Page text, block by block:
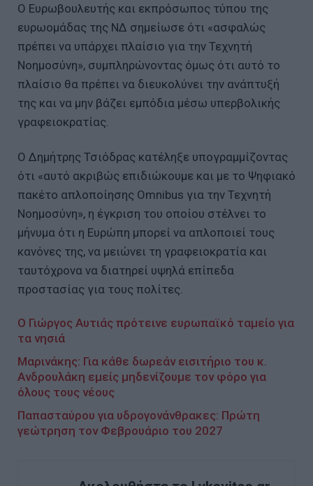
Ο Ευρωβουλευτής και εκπρόσωπος τύπου της
ευρωομάδας της ΝΔ σημείωσε ότι «ασφαλώς
πρέπει να υπάρχει πλαίσιο για την Τεχνητή
Νοημοσύνη», συμπληρώνοντας όμως ότι αυτό το
πλαίσιο θα πρέπει να διευκολύνει την ανάπτυξή
της και να μην βάζει εμπόδια μέσω υπερβολικής
γραφειοκρατίας.
Ο Δημήτρης Τσιόδρας κατέληξε υπογραμμίζοντας
ότι «αυτό ακριβώς επιδιώκουμε και με το Ψηφιακό
πακέτο απλοποίησης Omnibus για την Τεχνητή
Νοημοσύνη», η έγκριση του οποίου στέλνει το
μήνυμα ότι η Ευρώπη μπορεί να απλοποιεί τους
κανόνες της, να μειώνει τη γραφειοκρατία και
ταυτόχρονα να διατηρεί υψηλά επίπεδα
προστασίας για τους πολίτες.
Ο Γιώργος Αυτιάς πρότεινε ευρωπαϊκό ταμείο για
τα νησιά
Μαρινάκης: Για κάθε δωρεάν εισιτήριο του κ.
Ανδρουλάκη εμείς μηδενίζουμε τον φόρο για
όλους τους νέους
Παπασταύρου για υδρογονάνθρακες: Πρώτη
γεώτρηση τον Φεβρουάριο του 2027